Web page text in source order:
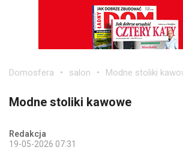
Domosfera salon Modne stoliki
Modne stoliki kawowe
Redakcja
19-05-2026 07:31